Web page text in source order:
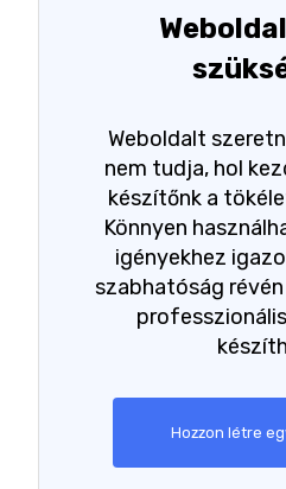
Weboldalt
nem tudja, hol
készítőnk a
Könnyen
igényekhez
szabhatóság
Hozzon létre